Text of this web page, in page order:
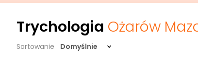
Trychologia Ożarów
Sortowanie Domyślnie